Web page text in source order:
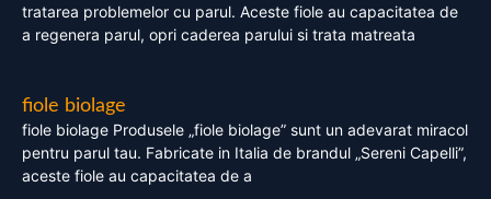
tratarea problemelor cu parul. Aceste fiole au capacitatea de
a regenera parul, opri caderea parului si trata matreata
fiole biolage
fiole biolage Produsele „fiole biolage” sunt un adevarat miracol
pentru parul tau. Fabricate in Italia de brandul „Sereni Capelli”,
aceste fiole au capacitatea de a